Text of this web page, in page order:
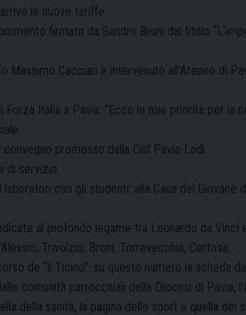
le nuove tariffe.
firmato da Sandro Bruni dal titolo
Massimo Cacciari è intervenuto all’Ateneo di
Italia a Pavia: “Ecco le mie priorità per la
promosso dalla Cisl Pavia-Lodi.
di servizio.
con gli studenti: alla Casa del Giovane
al profondo legame tra Leonardo da Vinci
Trivolzio, Broni, Torrevecchia, Certosa.
de “il Ticino”: su questo numero la scheda
comunità parrocchiali della Diocesi di Pavia,
della sanità, la pagina dello sport e quella dei